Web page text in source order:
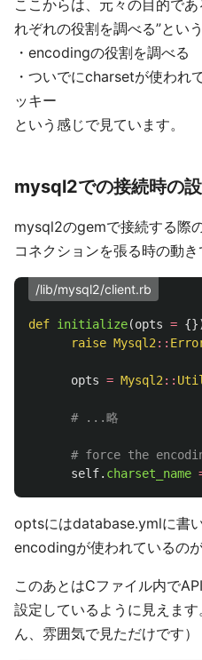
ここからは、元々の目的で
れぞれの役割を調べる”という
・encodingの役割を調べる
・ついでにcharsetが使われ
ッキー
という感じで見ています。
mysql2での接続時の
mysql2のgemで接続する際
コネクションを張る時の動き
/lib/mysql2/client.rb
def initialize(opts =
raise Mysql2 ::
opts = Mysql2 :: Util
# ...略
# force the
self. charset_name
optsにはdatabase.ymlに書
encodingが使われているのが
このあとはCファイル内で
設定しているように見えま
ん、雰囲気で見ただけです）